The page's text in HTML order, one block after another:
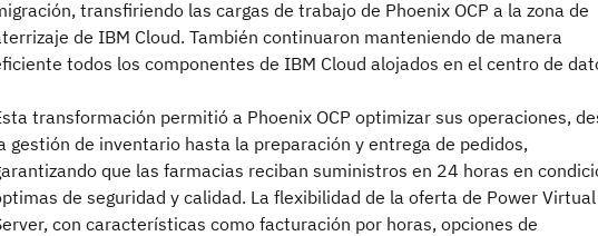
transfiriendo las cargas de trabajo de Phoenix OCP a la zona de
de IBM Cloud. También continuaron manteniendo de manera
todos los componentes de IBM Cloud alojados en el centro de
transformación permitió a Phoenix OCP optimizar sus operaciones,
gestión de inventario hasta la preparación y entrega de pedidos,
que las farmacias reciban suministros en 24 horas en
de seguridad y calidad. La flexibilidad de la oferta de Power Virtual
con características como facturación por horas, opciones de